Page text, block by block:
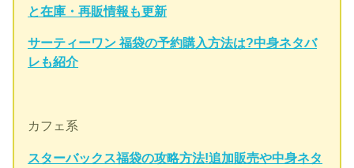
と在庫・再販情報も更新
サーティーワン 福袋の予約購入方法は?中身ネタバ
レも紹介
カフェ系
スターバックス福袋の攻略方法!追加販売や中身ネタ